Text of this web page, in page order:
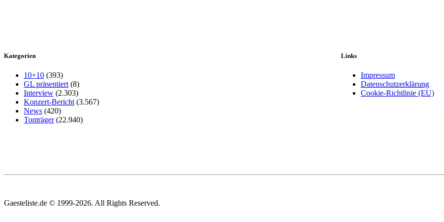
Kategorien
10+10 (393)
GL präsentiert (8)
Interview (2.303)
Konzert-Bericht (3.567)
News (420)
Tonträger(22.940)
Links
Impressum
Datenschutzerklärung
Cookie-Richtlinie (EU)
Gaesteliste.de © 1999-2026. All Rights Reserved.